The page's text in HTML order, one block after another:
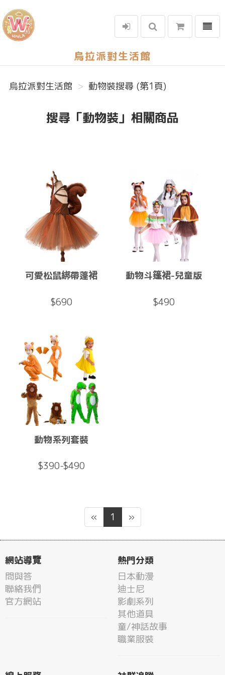
烏拉派對生活館
選單
烏拉派對生活館 動物裝搜尋 (第1頁)
搜尋「動物裝」相關商品
可愛松鼠綁帶蓬裙
$690
動物斗篷裙-兒童版
$490
動物系列套裝
$390-$490
« 1 »
網站導覽
問與答
聯絡我們
官方網站
熱門分類
日本動漫
迪士尼
影劇系列
其他道具
童/神話故事
職業服裝